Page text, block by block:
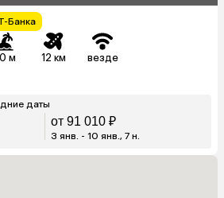
Банка
м 12 км везде
даты
от 91 010 ₽
3 янв. - 10 янв., 7 н.